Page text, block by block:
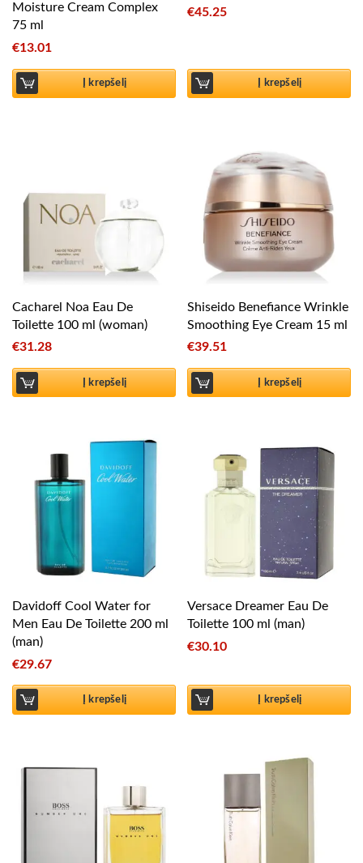
Moisture Cream Complex
75 ml
€13.01
Į krepšelį
€45.25
Į krepšelį
Cacharel Noa Eau De
Toilette 100 ml (woman)
€31.28
Į krepšelį
Shiseido Benefiance Wrinkle
Smoothing Eye Cream 15 ml
€39.51
Į krepšelį
Davidoff Cool Water for
Men Eau De Toilette 200 ml
(man)
€29.67
Į krepšelį
Versace Dreamer Eau De
Toilette 100 ml (man)
€30.10
Į krepšelį